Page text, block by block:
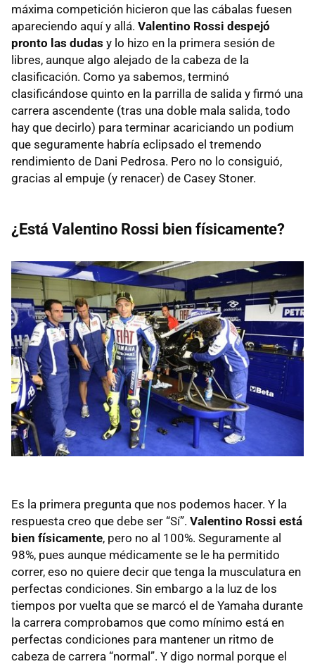
máxima competición hicieron que las cábalas fuesen
apareciendo aquí y allá. Valentino Rossi despejó
pronto las dudas y lo hizo en la primera sesión de
libres, aunque algo alejado de la cabeza de la
clasificación. Como ya sabemos, terminó
clasificándose quinto en la parrilla de salida y firmó una
carrera ascendente (tras una doble mala salida, todo
hay que decirlo) para terminar acariciando un podium
que seguramente habría eclipsado el tremendo
rendimiento de Dani Pedrosa. Pero no lo consiguió,
gracias al empuje (y renacer) de Casey Stoner.
¿Está Valentino Rossi bien físicamente?
Es la primera pregunta que nos podemos hacer. Y la
respuesta creo que debe ser “Sí”. Valentino Rossi está
bien físicamente, pero no al 100%. Seguramente al
98%, pues aunque médicamente se le ha permitido
correr, eso no quiere decir que tenga la musculatura en
perfectas condiciones. Sin embargo a la luz de los
tiempos por vuelta que se marcó el de Yamaha durante
la carrera comprobamos que como mínimo está en
perfectas condiciones para mantener un ritmo de
cabeza de carrera “normal”. Y digo normal porque el